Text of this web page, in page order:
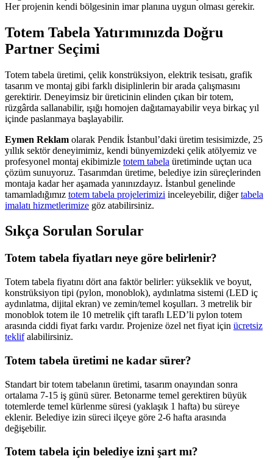
Her projenin kendi bölgesinin imar planına uygun olması gerekir.
Totem Tabela Yatırımınızda Doğru
Partner Seçimi
Totem tabela üretimi, çelik konstrüksiyon, elektrik tesisatı, grafik
tasarım ve montaj gibi farklı disiplinlerin bir arada çalışmasını
gerektirir. Deneyimsiz bir üreticinin elinden çıkan bir totem,
rüzgârda sallanabilir, ışığı homojen dağıtamayabilir veya birkaç yıl
içinde paslanmaya başlayabilir.
Eymen Reklam olarak Pendik İstanbul’daki üretim tesisimizde, 25
yıllık sektör deneyimimiz, kendi bünyemizdeki çelik atölyemiz ve
profesyonel montaj ekibimizle totem tabela üretiminde uçtan uca
çözüm sunuyoruz. Tasarımdan üretime, belediye izin süreçlerinden
montaja kadar her aşamada yanınızdayız. İstanbul genelinde
tamamladığımız totem tabela projelerimizi inceleyebilir, diğertabela
imalatı hizmetlerimize göz atabilirsiniz.
Sıkça Sorulan Sorular
Totem tabela fiyatları neye göre belirlenir?
Totem tabela fiyatını dört ana faktör belirler: yükseklik ve boyut,
konstrüksiyon tipi (pylon, monoblok), aydınlatma sistemi (LED iç
aydınlatma, dijital ekran) ve zemin/temel koşulları. 3 metrelik bir
monoblok totem ile 10 metrelik çift taraflı LED’li pylon totem
arasında ciddi fiyat farkı vardır. Projenize özel net fiyat için ücretsiz
teklifalabilirsiniz.
Totem tabela üretimi ne kadar sürer?
Standart bir totem tabelanın üretimi, tasarım onayından sonra
ortalama 7-15 iş günü sürer. Betonarme temel gerektiren büyük
totemlerde temel kürlenme süresi (yaklaşık 1 hafta) bu süreye
eklenir. Belediye izin süreci ilçeye göre 2-6 hafta arasında
değişebilir.
Totem tabela için belediye izni şart mı?